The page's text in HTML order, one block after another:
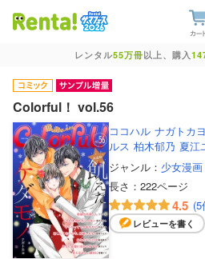
レンタル55万冊以上、購入
Colorful！ vol.56
ココハル ナガトカヨ
ルス 柏木郁乃 夏江
ジャンル： 少女漫画
長さ： 222ページ
4.5 (5
レビューを書く